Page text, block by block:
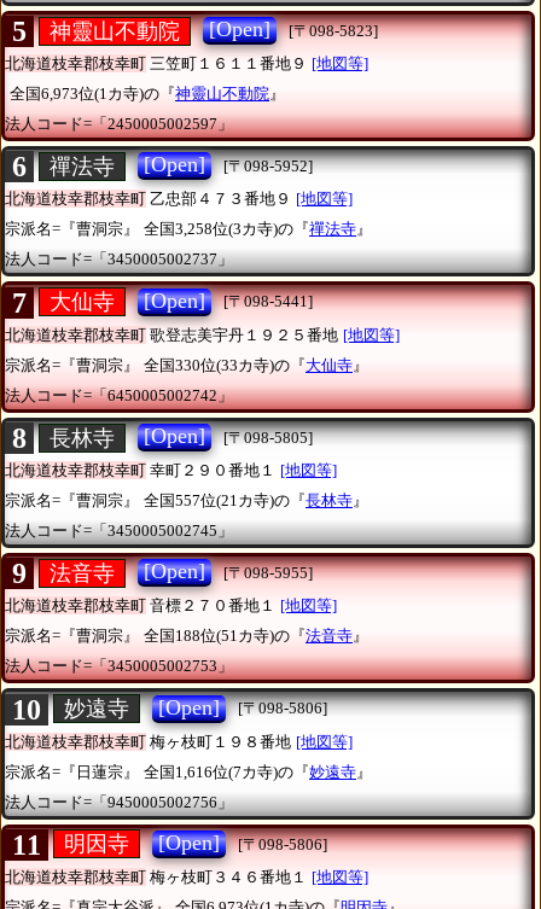
5 神靈山不動院 [Open]
[〒098-5823]
北海道枝幸郡枝幸町 三笠町１６１１番地９ [地図等]
全国6,973位(1カ寺)の『神靈山不動院』
法人コード=「2450005002597」
6 禪法寺 [Open]
[〒098-5952]
北海道枝幸郡枝幸町 乙忠部４７３番地９ [地図等]
宗派名=『曹洞宗』
全国3,258位(3カ寺)の『禪法寺』
法人コード=「3450005002737」
7 大仙寺 [Open]
[〒098-5441]
北海道枝幸郡枝幸町 歌登志美宇丹１９２５番地 [地図等]
宗派名=『曹洞宗』
全国330位(33カ寺)の『大仙寺 』
法人コード=「6450005002742」
8 長林寺 [Open]
[〒098-5805]
北海道枝幸郡枝幸町 幸町２９０番地１ [地図等]
宗派名=『曹洞宗』
全国557位(21カ寺)の『長林寺』
法人コード=「3450005002745」
9 法音寺 [Open]
[〒098-5955]
北海道枝幸郡枝幸町 音標２７０番地１ [地図等]
宗派名=『曹洞宗』
全国188位(51カ寺)の『法音寺』
法人コード=「3450005002753」
10 妙遠寺 [Open]
[〒098-5806]
北海道枝幸郡枝幸町 梅ヶ枝町１９８番地 [地図等]
宗派名=『日蓮宗』
全国1,616位(7カ寺)の『妙遠寺 』
法人コード=「9450005002756」
11 明因寺 [Open]
[〒098-5806]
北海道枝幸郡枝幸町 梅ヶ枝町３４６番地１
[地図等]